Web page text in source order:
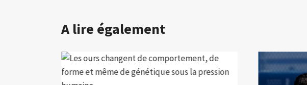
A lire également